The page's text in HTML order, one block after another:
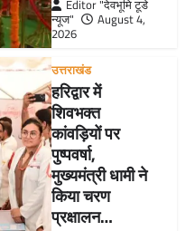
Editor "देवभूमि टूडे
न्यूज"
August 4,
2026
उत्तराखंड
हरिद्वार में
शिवभक्त
कांवड़ियों पर
पुष्पवर्षा,
मुख्यमंत्री धामी ने
किया चरण
प्रक्षालन…